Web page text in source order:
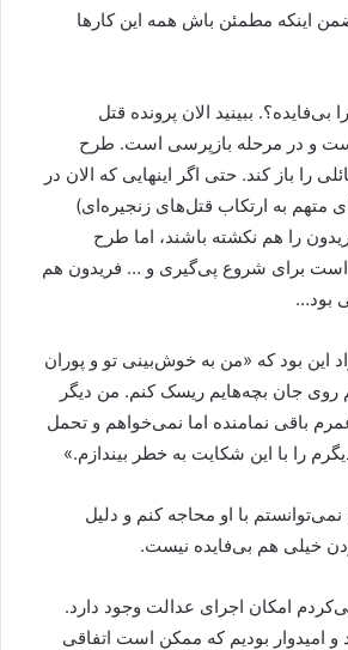
اینکه مطمئن باش همه این کارها
بی‌فایده؟. ببینید الان پرونده قتل
و در مرحله بازپرسی است. طرح
را باز کند. حتی اگر اینهایی که الان در
متهم به ارتکاب قتل‌های زنجیره‌ای)
را هم نکشته باشند، اما طرح
برای شروع پی‌گیری و … فریدون هم
بود…
این بود که «من به خوش‌بینی تو و پوران
روی جان بچه‌هایم ریسک کنم. من دیگر
باقی نمامنده اما نمی‌خواهم و تحمل
را با این شکایت به خطر بیندازم.»
با او محاجه کنم و دلیل
خیلی هم بی‌فایده نیست.
امکان اجرای عدالت وجود دارد.
و امیدوار بودیم که ممکن است اتفاقی